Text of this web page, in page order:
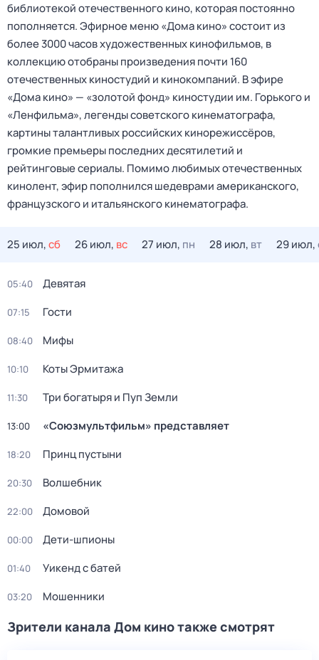
библиотекой отечественного кино, которая постоянно
пополняется. Эфирное меню «Дома кино» состоит из
более 3000 часов художественных кинофильмов, в
коллекцию отобраны произведения почти 160
отечественных киностудий и кинокомпаний. В эфире
«Дома кино» — «золотой фонд» киностудии им. Горького и
«Ленфильма», легенды советского кинематографа,
картины талантливых российских кинорежиссёров,
громкие премьеры последних десятилетий и
рейтинговые сериалы. Помимо любимых отечественных
кинолент, эфир пополнился шедеврами американского,
французского и итальянского кинематографа.
25 июл,сб 26 июл, вс 27 июл, пн 28 июл, вт 29 июл,
05:40 Девятая
07:15 Гости
08:40 Мифы
10:10 Коты Эрмитажа
11:30 Три богатыря и Пуп Земли
13:00 «Союзмультфильм» представляет
18:20 Принц пустыни
20:30 Волшебник
22:00 Домовой
00:00 Дети-шпионы
01:40 Уикенд с батей
03:20 Мошенники
Зрители канала Дом кино также смотрят